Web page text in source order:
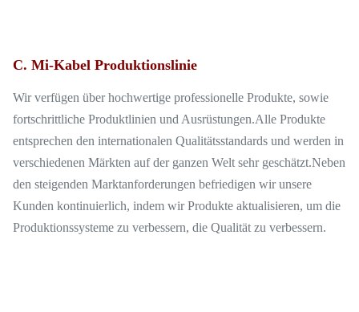
C. Mi-Kabel Produktionslinie
Wir verfügen über hochwertige professionelle Produkte, sowie
fortschrittliche Produktlinien und Ausrüstungen.Alle Produkte
entsprechen den internationalen Qualitätsstandards und werden in
verschiedenen Märkten auf der ganzen Welt sehr geschätzt.Neben
den steigenden Marktanforderungen befriedigen wir unsere
Kunden kontinuierlich, indem wir Produkte aktualisieren, um die
Produktionssysteme zu verbessern, die Qualität zu verbessern.